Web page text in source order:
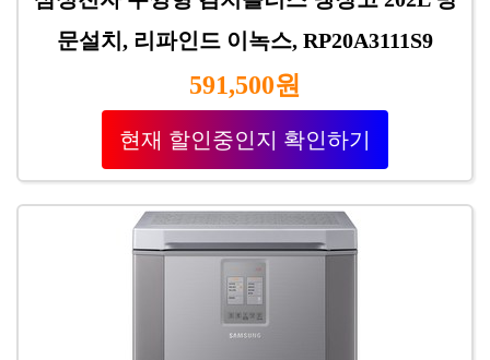
문설치, 리파인드 이녹스, RP20A3111S9
591,500원
현재 할인중인지 확인하기